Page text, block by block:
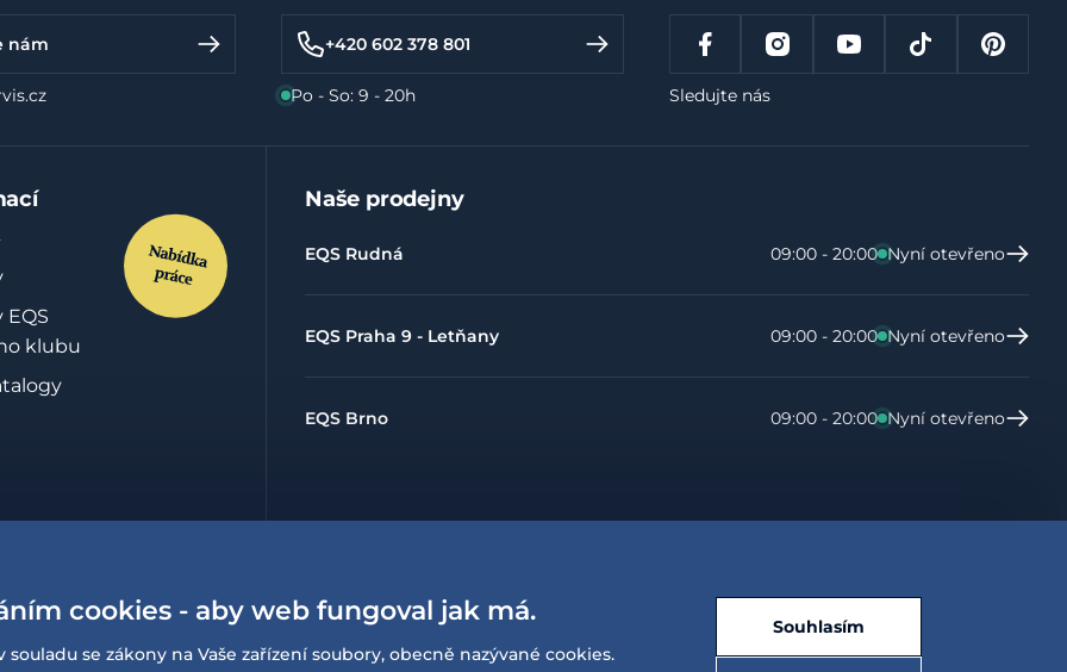
nám +420 602 378 801
Po - So: 9 - 20h Sledujte nás
klubu
o
Naše prodejny
EQS Rudná 09:00 - 20:00 Nyní otevřeno
EQS Praha 9 - Letňany 09:00 - 20:00 Nyní otevřeno
EQS Brno 09:00 - 20:00 Nyní otevřeno
cookies - aby web fungoval jak má.
se zákony na Vaše zařízení soubory, obecně nazývané cookies.
Souhlasím